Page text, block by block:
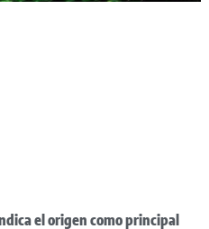
el origen como principal